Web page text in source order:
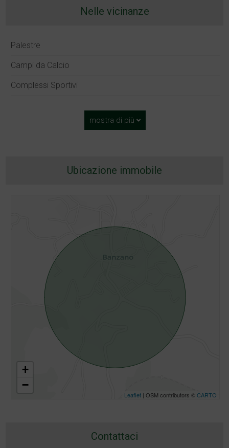
Nelle vicinanze
Palestre
Campi da Calcio
Complessi Sportivi
mostra di più
Ubicazione immobile
+
−
Leaflet| OSM contributors ©CARTO
Contattaci